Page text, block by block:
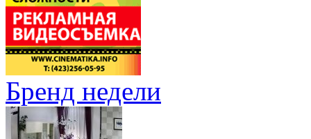
Бренд недели